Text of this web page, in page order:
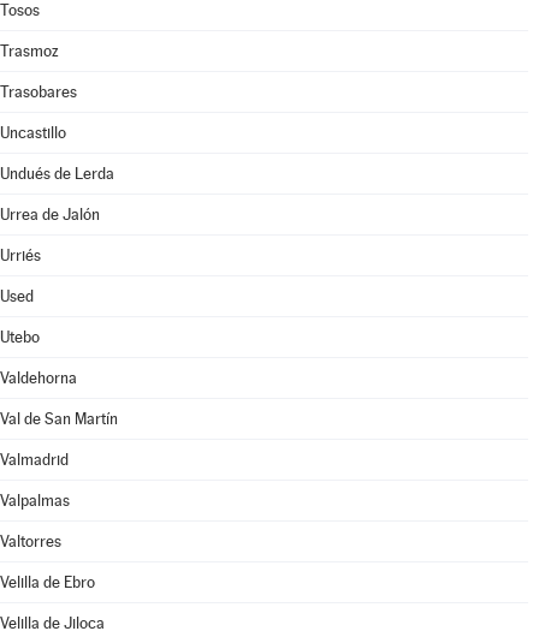
Tosos
Trasmoz
Trasobares
Uncastillo
Undués de Lerda
Urrea de Jalón
Urriés
Used
Utebo
Valdehorna
Val de San Martín
Valmadrid
Valpalmas
Valtorres
Velilla de Ebro
Velilla de Jiloca